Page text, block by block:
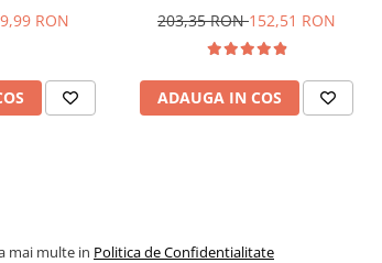
RON 203,35 RON152,51 RON
ADAUGA IN COS
mai multe in Politica de Confidentialitate